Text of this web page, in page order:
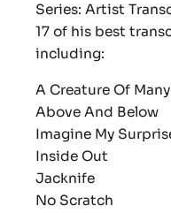
Series: Artist
17 of his best
including:
A Creature Of
Above And Below
Imagine My
Inside Out
Jacknife
No Scratch